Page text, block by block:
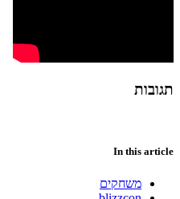
תגובות
In this article
משחקים